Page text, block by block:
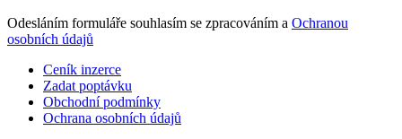
Odesláním formuláře souhlasím se zpracováním a Ochranou
osobních údajů
Ceník inzerce
Zadat poptávku
Obchodní podmínky
Ochrana osobních údajů